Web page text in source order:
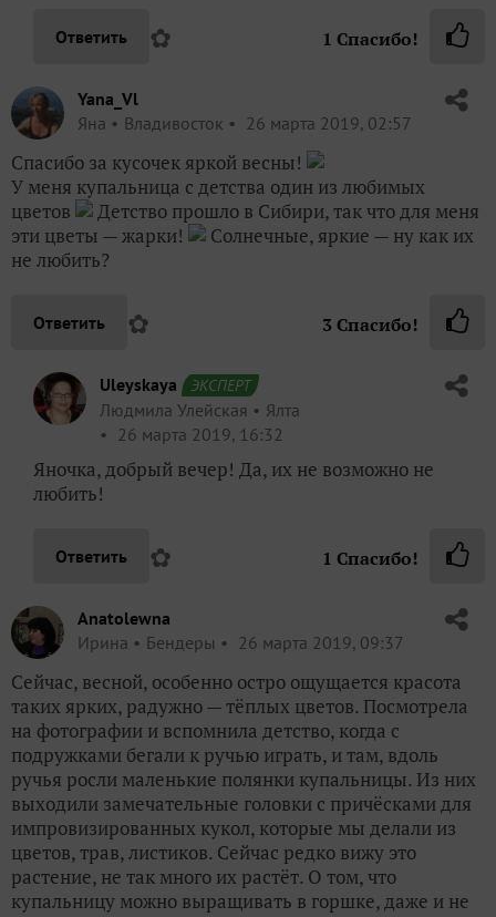
Ответить ✿ 1 Спасибо!
Yana_Vl
Яна
Владивосток 26 марта 2019, 02:57
Спасибо за кусочек яркой весны!
У меня купальница с детства один из любимых
цветов
Детство прошло в Сибири, так что для меня
эти цветы — жарки!
Солнечные, яркие — ну как их
не любить?
Ответить ✿ 3 Спасибо!
Uleyskaya ЭКСПЕРТ
Людмила Улейская
Ялта
26 марта 2019, 16:32
Яночка, добрый вечер! Да, их не возможно не
любить!
Ответить ✿ 1 Спасибо!
Anatolewna
Ирина
Бендеры 26 марта 2019, 09:37
Сейчас, весной, особенно остро ощущается красота
таких ярких, радужно — тёплых цветов. Посмотрела
на фотографии и вспомнила детство, когда с
подружками бегали к ручью играть, и там, вдоль
ручья росли маленькие полянки купальницы. Из них
выходили замечательные головки с причёсками для
импровизированных кукол, которые мы делали из
цветов, трав, листиков. Сейчас редко вижу это
растение, не так много их растёт. О том, что
купальницу можно выращивать в горшке, даже и не